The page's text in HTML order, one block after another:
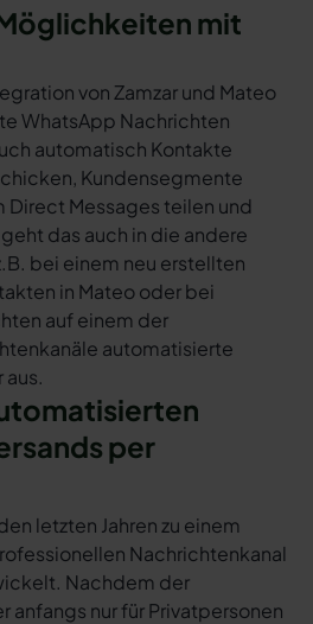
mit
von Zamzar und Mateo
WhatsApp Nachrichten
automatisch Kontakte
Kundensegmente
Direct Messages teilen und
das auch in die andere
bei einem neu erstellten
in Mateo oder bei
auf einem der
automatisierte
aus.
per
letzten Jahren zu einem
Nachrichtenkanal
Nachdem der
anfangs nur für Privatpersonen